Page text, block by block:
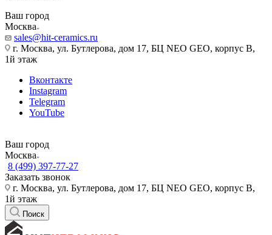
Ваш город
Москва
sales@hit-ceramics.ru
г. Москва, ул. Бутлерова, дом 17, БЦ NEO GEO, корпус В,
1й этаж
Вконтакте
Instagram
Telegram
YouTube
Ваш город
Москва
8 (499) 397-77-27
Заказать звонок
г. Москва, ул. Бутлерова, дом 17, БЦ NEO GEO, корпус В,
1й этаж
Поиск